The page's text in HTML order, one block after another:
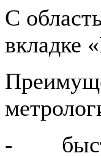
С
вкладке
-